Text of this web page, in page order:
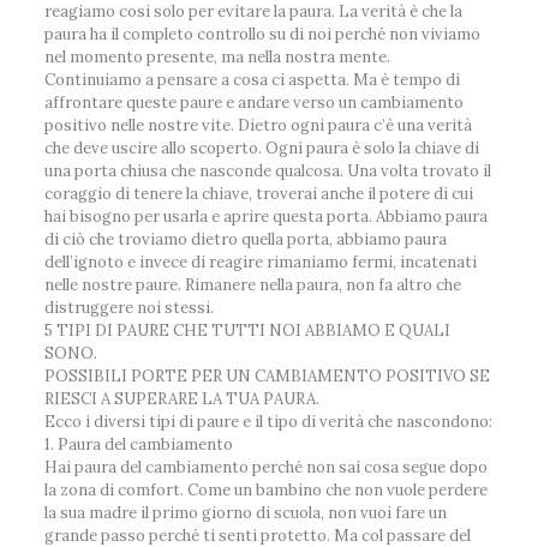
reagiamo cosi solo per evitare la paura. La verità è che la
paura ha il completo controllo su di noi perché non viviamo
nel momento presente, ma nella nostra mente.
Continuiamo a pensare a cosa ci aspetta. Ma è tempo di
affrontare queste paure e andare verso un cambiamento
positivo nelle nostre vite. Dietro ogni paura c’è una verità
che deve uscire allo scoperto. Ogni paura è solo la chiave di
una porta chiusa che nasconde qualcosa. Una volta trovato il
coraggio di tenere la chiave, troverai anche il potere di cui
hai bisogno per usarla e aprire questa porta. Abbiamo paura
di ciò che troviamo dietro quella porta, abbiamo paura
dell’ignoto e invece di reagire rimaniamo fermi, incatenati
nelle nostre paure. Rimanere nella paura, non fa altro che
distruggere noi stessi.
5 TIPI DI PAURE CHE TUTTI NOI ABBIAMO E QUALI
SONO.
POSSIBILI PORTE PER UN CAMBIAMENTO POSITIVO SE
RIESCI A SUPERARE LA TUA PAURA.
Ecco i diversi tipi di paure e il tipo di verità che nascondono:
1. Paura del cambiamento
Hai paura del cambiamento perché non sai cosa segue dopo
la zona di comfort. Come un bambino che non vuole perdere
la sua madre il primo giorno di scuola, non vuoi fare un
grande passo perché ti senti protetto. Ma col passare del